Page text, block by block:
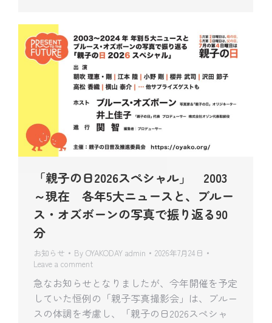
「親子の日2026スペシャル」 2003
～現在 各年5大ニュースと、ブルー
ス・オズボーンの写真で振り返る90
分
お知らせ By OYAKODAY admin
2026年7月24日
Leave a comment
急なお知らせとなりましたが、今年開催を予定
していた恒例の「親子写真撮影会」は、ブルー
スの体調を考慮し、「親子の日2026スペシャ